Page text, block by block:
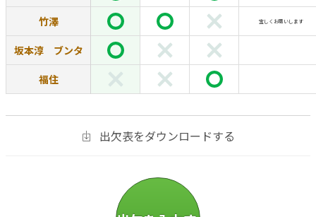
竹澤 宜しくお願いします
坂本淳 ブンタ
福住
出欠表をダウンロードする